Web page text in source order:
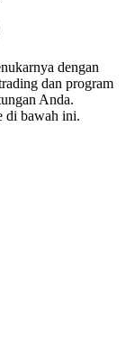
dengan
dan program
Anda.
di bawah ini.